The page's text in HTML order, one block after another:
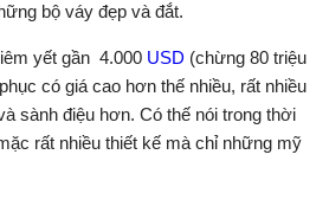
bộ váy đẹp và đắt.
yết gần 4.000 USD (chừng 80 triệu
có giá cao hơn thế nhiều, rất nhiều
sành điệu hơn. Có thế nói trong thời
rất nhiều thiết kế mà chỉ những mỹ